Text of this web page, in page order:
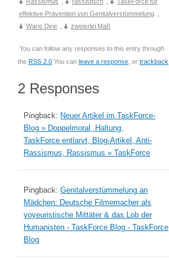
effektive Prävention von Genitalverstümmelung
Waris Dirie
zweierlei Maß
You can follow any responses to this entry through
the RSS 2.0 You can leave a response , or trackback
2 Responses
Pingback: Neuer Artikel im TaskForce-
Blog » Doppelmoral, Haltung,
TaskForce entlarvt, Blog-Artikel, Anti-
Rassismus, Rassismus » TaskForce
Pingback: Genitalverstümmelung an
Mädchen: Deutsche Filmemacher als
voyeuristische Mittäter & das Lob der
Humanisten - TaskForce Blog - TaskForce
Blog